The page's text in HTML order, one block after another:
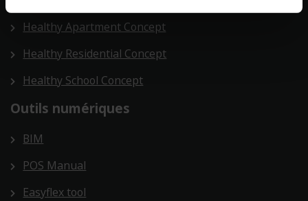
Healthy Apartment Concept
Healthy Residential Concept
Healthy School Concept
Outils numériques
BIM
POS Manual
Easyflex tool